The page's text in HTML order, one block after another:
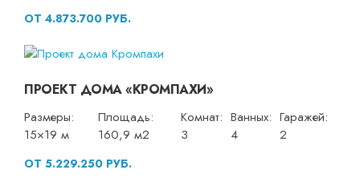
ОТ 4.873.700 РУБ.
ПРОЕКТ ДОМА «КРОМПАХИ»
Размеры:
15×19 м
Площадь:
160,9 м2
Комнат:
3
Ванных:
4
Гаражей:
2
ОТ 5.229.250 РУБ.